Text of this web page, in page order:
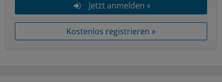
Jetzt anmelden »
Kostenlos registrieren »